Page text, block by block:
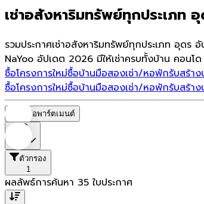
เช่าอสังหาริมทรัพย์ทุกประเภท
รวมประกาศเช่าอสังหาริมทรัพย์ทุกประเภท อุดร
NaYoo อัปเดต 2026 มีให้เช่าครบทั้งบ้าน คอนโ
ซื้อโครงการใหม่ซื้อบ้านมือสองเช่า/หอพักรับสร้า
ซื้อโครงการใหม่ซื้อบ้านมือสองเช่า/หอพักรับสร้า
หอพัก/อพาร์ตเมนต์
ตัวกรอง
1
ผลลัพธ์การค้นหา 35 ใบประกาศ